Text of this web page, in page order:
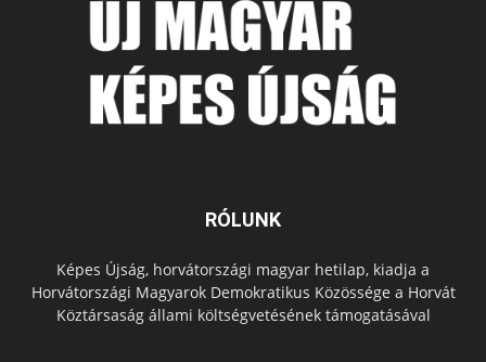
RÓLUNK
Képes Újság, horvátországi magyar hetilap, kiadja a
Horvátországi Magyarok Demokratikus Közössége a Horvát
Köztársaság állami költségvetésének támogatásával